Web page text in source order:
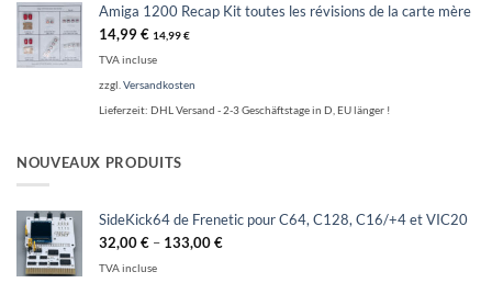
Amiga 1200 Recap Kit toutes les révisions de la carte mère
14,99€ 14,99€
TVA incluse
zzgl. Versandkosten
Lieferzeit: DHL Versand - 2-3 Geschäftstage in D, EU länger !
NOUVEAUX PRODUITS
SideKick64 de Frenetic pour C64, C128, C16/+4 et VIC20
32,00€ – 133,00€
TVA incluse